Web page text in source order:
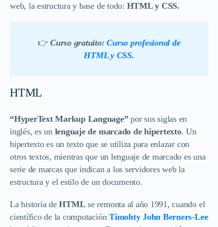
web, la estructura y base de todo: HTML y CSS.
👉Curso gratuito:Curso profesional de
HTML y CSS.
HTML
“HyperText Markup Language” por sus siglas en
inglés, es un lenguaje de marcado de hipertexto. Un
hipertexto es un texto que se utiliza para enlazar con
otros textos, mientras que un lenguaje de marcado es una
serie de marcas que indican a los servidores web la
estructura y el estilo de un documento.
La historia deHTMLse remonta al año 1991, cuando el
científico de la computaciónTimohty John Berners-Lee